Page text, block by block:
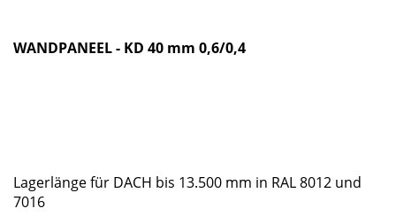
WANDPANEEL - KD 40 mm 0,6/0,4
Lagerlänge für DACH bis 13.500 mm in RAL 8012 und
7016